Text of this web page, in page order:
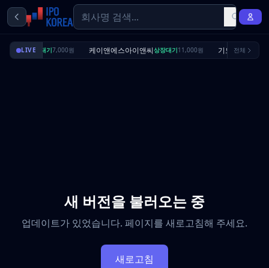
LIVE
리셔스상장대기7,000원 케이앤에스아이앤씨상장대기11,000원 기도산업 수요예
전체
새 버전을 불러오는 중
업데이트가 있었습니다. 페이지를 새로고침해 주세요.
새로고침